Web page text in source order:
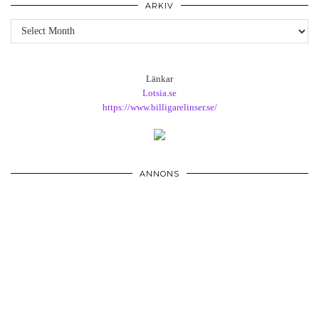
ARKIV
Arkiv
Länkar
Lotsia.se
https://www.billigarelinser.se/
ANNONS